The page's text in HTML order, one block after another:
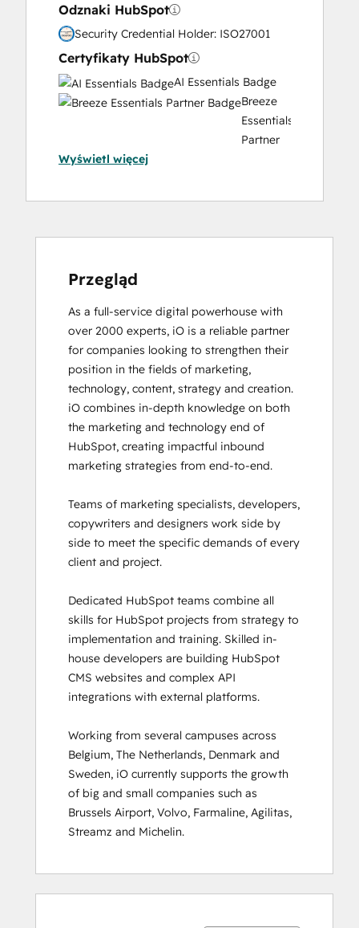
Onboarding
Service
Architecture
Design
Odznaki HubSpot
Security Credential Holder: ISO27001
Certyfikaty HubSpot
AI Essentials Badge
Breeze
Essentials
Partner
Hub
Certified
Migration
Certification
Data
Integrations
Certification
Digital Advertising
Digital Marketing
Email
Marketing
Email
Marketing
Certification
Onboarding
HubSpot
Content
Tools
HubSpot
Wyświetl więcej
Przegląd
As a full-service digital powerhouse with
over 2000 experts, iO is a reliable partner
for companies looking to strengthen their
position in the fields of marketing,
technology, content, strategy and creation.
iO combines in-depth knowledge on both
the marketing and technology end of
HubSpot, creating impactful inbound
marketing strategies from end-to-end.
Teams of marketing specialists, developers,
copywriters and designers work side by
side to meet the specific demands of every
client and project.
Dedicated HubSpot teams combine all
skills for HubSpot projects from strategy to
implementation and training. Skilled in-
house developers are building HubSpot
CMS websites and complex API
integrations with external platforms.
Working from several campuses across
Belgium, The Netherlands, Denmark and
Sweden, iO currently supports the growth
of big and small companies such as
Brussels Airport, Volvo, Farmaline, Agilitas,
Streamz and Michelin.